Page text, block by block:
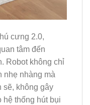
cưng 2.0,
tâm đến
Robot không chỉ
nhẹ nhàng mà
sẽ, không gây
thống hút bụi